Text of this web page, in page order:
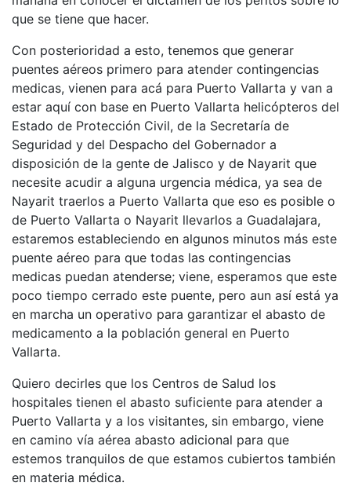
que se tiene que hacer.
Con posterioridad a esto, tenemos que generar
puentes aéreos primero para atender contingencias
medicas, vienen para acá para Puerto Vallarta y van a
estar aquí con base en Puerto Vallarta helicópteros del
Estado de Protección Civil, de la Secretaría de
Seguridad y del Despacho del Gobernador a
disposición de la gente de Jalisco y de Nayarit que
necesite acudir a alguna urgencia médica, ya sea de
Nayarit traerlos a Puerto Vallarta que eso es posible o
de Puerto Vallarta o Nayarit llevarlos a Guadalajara,
estaremos estableciendo en algunos minutos más este
puente aéreo para que todas las contingencias
medicas puedan atenderse; viene, esperamos que este
poco tiempo cerrado este puente, pero aun así está ya
en marcha un operativo para garantizar el abasto de
medicamento a la población general en Puerto
Vallarta.
Quiero decirles que los Centros de Salud los
hospitales tienen el abasto suficiente para atender a
Puerto Vallarta y a los visitantes, sin embargo, viene
en camino vía aérea abasto adicional para que
estemos tranquilos de que estamos cubiertos también
en materia médica.